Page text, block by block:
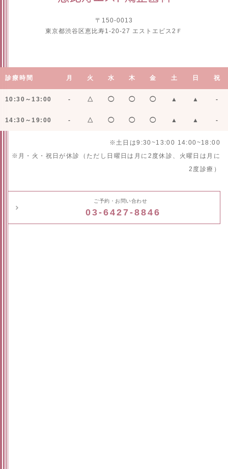
〒150-0013
東京都渋谷区恵比寿1-20-27 エストエビス2Ｆ
診療時間 月 火 水 木 金 土 日 祝
10:30～13:00 - △ ◯ ◯ ◯ ▲ ▲ -
14:30～19:00 - △ ◯ ◯ ◯ ▲ ▲ -
※土日は9:30~13:00 14:00~18:00
※月・火・祝日が休診（ただし日曜日は月に2度休診、火曜日は月に
2度診療）
ご予約・お問い合わせ
03-6427-8846